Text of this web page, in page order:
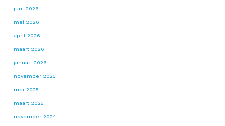
juni 2026
mei 2026
april 2026
maart 2026
januari 2026
november 2025
mei 2025
maart 2025
november 2024